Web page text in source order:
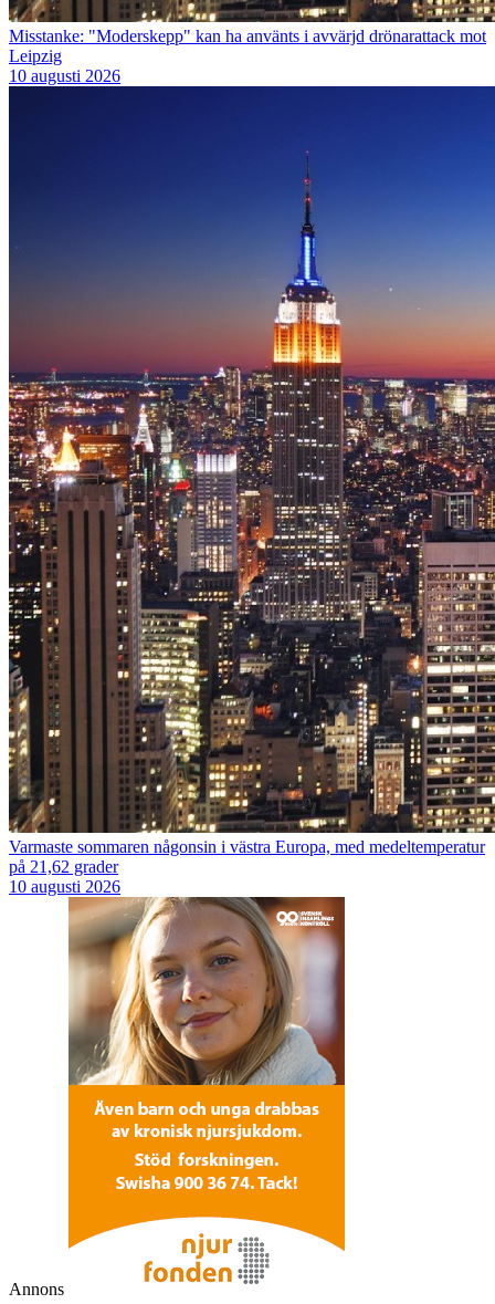
Misstanke: "Moderskepp" kan ha använts i avvärjd drönarattack mot
Leipzig
10 augusti 2026
Varmaste sommaren någonsin i västra Europa, med medeltemperatur
på 21,62 grader
10 augusti 2026
Annons